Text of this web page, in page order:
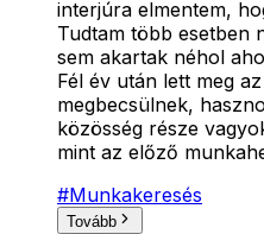
interjúra elmentem,
Tudtam több esetben
sem akartak néhol
Fél év után lett meg
megbecsülnek,
közösség része
mint az előző
#Munkakeresés
Tovább